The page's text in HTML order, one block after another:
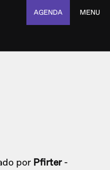
AGENDA MENU
por Pfirter-